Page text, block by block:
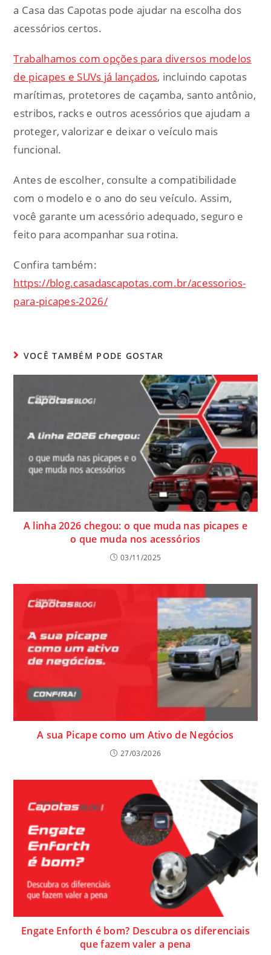
a Casa das Capotas pode ajudar na escolha dos
acessórios certos.
Trabalhamos com opções para diversos modelos
de picapes e SUVs já lançados, incluindo capotas
marítimas, protetores de caçamba, santo antônio,
estribos, racks e outros acessórios que ajudam a
proteger, valorizar e deixar o veículo mais
funcional.
Antes de escolher, consulte a compatibilidade
com o modelo e o ano do seu veículo. Assim,
você garante um acessório adequado, seguro e
feito para acompanhar sua rotina.
Confira também:
https://blog.casadascapotas.com.br/acessorios-
para-picapes-2026/
VOCÊ TAMBÉM PODE GOSTAR
A linha 2026 chegou: o que muda nas picapes e
o que muda nos acessórios
03/11/2025
A sua Picape como um Ativo de Negócios
27/03/2026
Engate Enforth é bom? Descubra os diferenciais
que fazem valer a pena